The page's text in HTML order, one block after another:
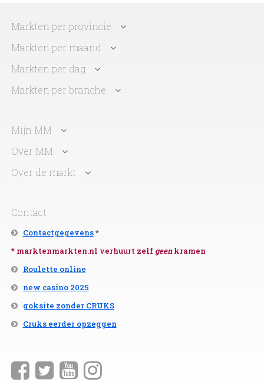
Markten per provincie
Markten per maand
Markten per dag
Markten per branche
Mijn MM
Over MM
Over de markt
Contact
Contactgegevens*
* marktenmarkten.nl verhuurt zelf geenkramen
Roulette online
new casino 2025
goksite zonder CRUKS
Cruks eerder opzeggen